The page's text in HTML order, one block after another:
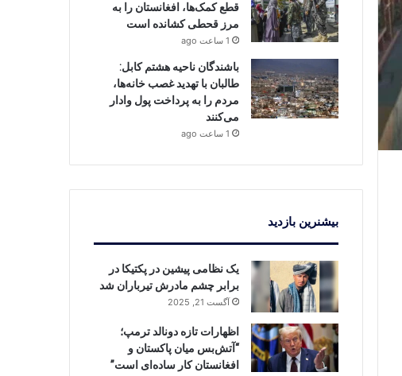
قطع کمک‌ها، افغانستان را به
مرز قحطی کشانده است
1 ساعت ago
باشندگان ناحیه هشتم کابل:
طالبان با تهدید غصب خانه‌ها،
مردم را به پرداخت پول وادار
می‌کنند
1 ساعت ago
بیشنرین بازدید
یک نظامی پیشین در پکتیکا در
برابر چشم مادرش تیرباران شد
آگست 21, 2025
اظهارات تازه دونالد ترمپ؛
“آتش‌بس میان پاکستان و
افغانستان کار ساده‌ای است”